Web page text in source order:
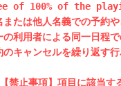
of 100% of the
または他人名義での予約
の利用者による同一日程
のキャンセルを繰り返す
禁止事項】項目に該当